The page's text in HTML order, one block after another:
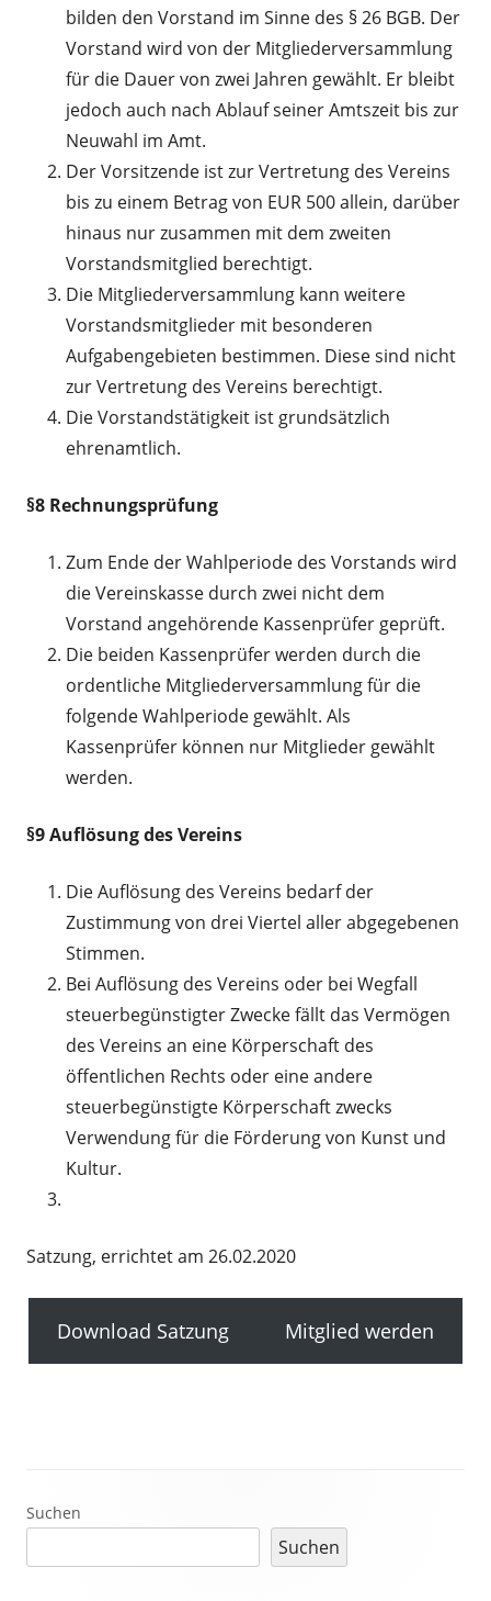
bilden den Vorstand im Sinne des § 26 BGB. Der
Vorstand wird von der Mitgliederversammlung
für die Dauer von zwei Jahren gewählt. Er bleibt
jedoch auch nach Ablauf seiner Amtszeit bis zur
Neuwahl im Amt.
Der Vorsitzende ist zur Vertretung des Vereins
bis zu einem Betrag von EUR 500 allein, darüber
hinaus nur zusammen mit dem zweiten
Vorstandsmitglied berechtigt.
Die Mitgliederversammlung kann weitere
Vorstandsmitglieder mit besonderen
Aufgabengebieten bestimmen. Diese sind nicht
zur Vertretung des Vereins berechtigt.
Die Vorstandstätigkeit ist grundsätzlich
ehrenamtlich.
§8 Rechnungsprüfung
Zum Ende der Wahlperiode des Vorstands wird
die Vereinskasse durch zwei nicht dem
Vorstand angehörende Kassenprüfer geprüft.
Die beiden Kassenprüfer werden durch die
ordentliche Mitgliederversammlung für die
folgende Wahlperiode gewählt. Als
Kassenprüfer können nur Mitglieder gewählt
werden.
§9 Auflösung des Vereins
Die Auflösung des Vereins bedarf der
Zustimmung von drei Viertel aller abgegebenen
Stimmen.
Bei Auflösung des Vereins oder bei Wegfall
steuerbegünstigter Zwecke fällt das Vermögen
des Vereins an eine Körperschaft des
öffentlichen Rechts oder eine andere
steuerbegünstigte Körperschaft zwecks
Verwendung für die Förderung von Kunst und
Kultur.
Satzung, errichtet am 26.02.2020
Download Satzung Mitglied werden
Haupt-
Seitenleiste
Suchen
Suchen